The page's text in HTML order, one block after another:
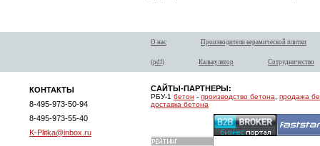
О нас Производители керамической плитки
(pdf) Калькулятор Сотрудничество
КОНТАКТЫ
8-495-973-50-94
8-495-973-55-40
K-Plitka@inbox.ru
САЙТЫ-ПАРТНЕРЫ:
РБУ-1 бетон - производство бетона
продажа
доставка бетона